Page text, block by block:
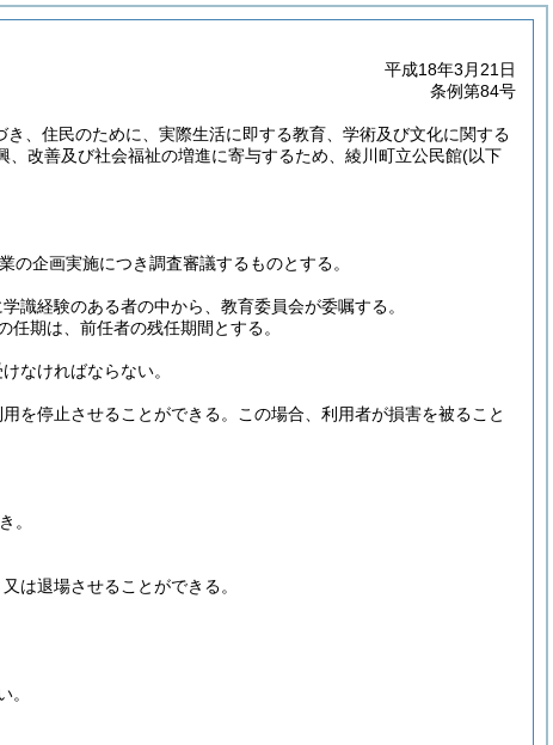
平成18年3月21日
条例第84号
、住民のために、実際生活に即する教育、学術及び文化に関する
改善及び社会福祉の増進に寄与するため、綾川町立公民館(以下
企画実施につき調査審議するものとする。
識経験のある者の中から、教育委員会が委嘱する。
期は、前任者の残任期間とする。
なければならない。
を停止させることができる。
この場合、利用者が損害を被ること
。
は退場させることができる。
。